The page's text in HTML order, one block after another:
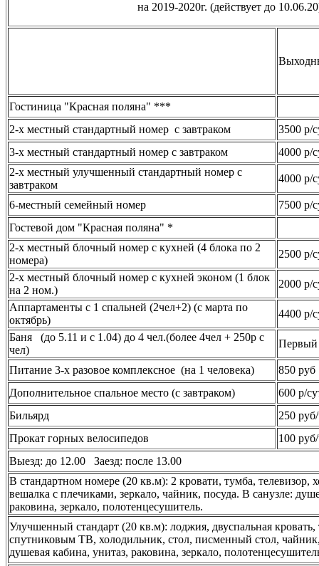
на 2019-2020г. (действует до
Гостиница "Красная поляна" ***
2-х местный стандартный номер с завтраком
3500 р/
3-х местный стандартный номер с завтраком
4000 р/
2-х местный улучшенный стандартный номер с
завтраком
4000 р/
6-местный семейный номер
7500 р/
Гостевой дом "Красная поляна" *
2-х местный блочный номер с кухней (4 блока по 2
номера)
2500 р/
2-х местный блочный номер с кухней эконом (1 блок
на 2 ном.)
2000 р/
Аппартаменты с 1 спальней (2чел+2) (с марта по
октябрь)
4400 р/
Баня (до 5.11 и с 1.04) до 4 чел.(более 4чел + 250р с
чел)
Первый
Питание 3-х разовое комплексное (на 1 человека)
850 руб
Дополнительное спальное место (с завтраком)
600 р/
Бильярд
250
Прокат горных велосипедов
100
Выезд: до 12.00 Заезд: после 13.00
В стандартном номере (20 кв.м): 2 кровати, тумба, телевизор,
вешалка с плечиками, зеркало, чайник, посуда. В санузле:
раковина, зеркало, полотенцесушитель.
Улучшенный стандарт (20 кв.м): лоджия, двуспальная кровать,
спутниковым ТВ, холодильник, стол, писменный стол,
душевая кабина, унитаз, раковина, зеркало,